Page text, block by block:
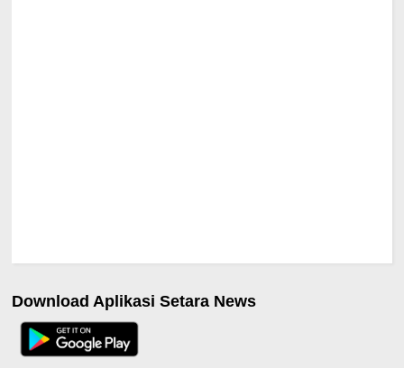
Download Aplikasi Setara News